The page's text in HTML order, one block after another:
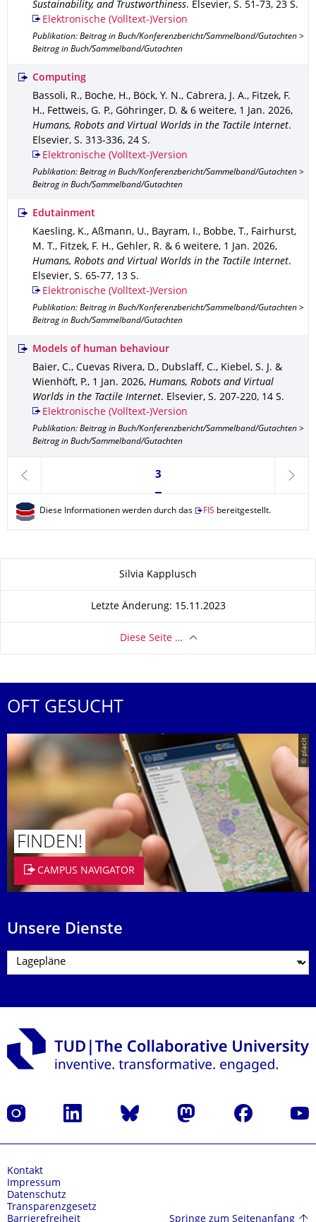
Sustainability, and Trustworthiness. Elsevier, S. 51-73, 23 S.
Elektronische (Volltext-)Version
Publikation: Beitrag in Buch/Konferenzbericht/Sammelband/Gutachten >
Beitrag in Buch/Sammelband/Gutachten
Computing
Bassoli, R., Boche, H., Böck, Y. N., Cabrera, J. A., Fitzek, F.
H., Fettweis, G. P., Göhringer, D. & 6 weitere, 1 Jan. 2026,
Humans, Robots and Virtual Worlds in the Tactile Internet.
Elsevier, S. 313-336, 24 S.
Elektronische (Volltext-)Version
Publikation: Beitrag in Buch/Konferenzbericht/Sammelband/Gutachten >
Beitrag in Buch/Sammelband/Gutachten
Edutainment
Kaesling, K., Aßmann, U., Bayram, I., Bobbe, T., Fairhurst,
M. T., Fitzek, F. H., Gehler, R. & 6 weitere, 1 Jan. 2026,
Humans, Robots and Virtual Worlds in the Tactile Internet.
Elsevier, S. 65-77, 13 S.
Elektronische (Volltext-)Version
Publikation: Beitrag in Buch/Konferenzbericht/Sammelband/Gutachten >
Beitrag in Buch/Sammelband/Gutachten
Models of human behaviour
Baier, C., Cuevas Rivera, D., Dubslaff, C., Kiebel, S. J. &
Wienhöft, P., 1 Jan. 2026, Humans, Robots and Virtual
Worlds in the Tactile Internet. Elsevier, S. 207-220, 14 S.
Elektronische (Volltext-)Version
Publikation: Beitrag in Buch/Konferenzbericht/Sammelband/Gutachten >
Beitrag in Buch/Sammelband/Gutachten
zurück
Seite 3, aktuell ausgewählt
3
weiter
Diese Informationen werden durch das FIS bereitgestellt.
Silvia Kapplusch
Letzte Änderung: 15.11.2023
Diese Seite …
OFT GESUCHT
© placit
FINDEN!
CAMPUS NAVIGATOR
Unsere Dienste
Instagram LinkedIn Bluesky Mastodon Facebook
Kontakt
Impressum
Datenschutz
Transparenzgesetz
Barrierefreiheit
Springe zum Seitenanfang